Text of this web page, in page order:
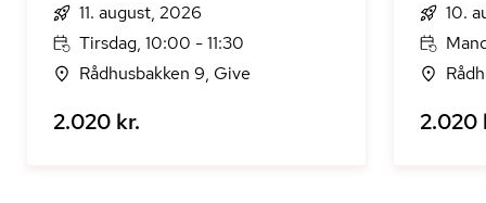
11. august, 2026
Tirsdag, 10:00 - 11:30
Rådhusbakken 9, Give
2.020 kr.
10.
2.020